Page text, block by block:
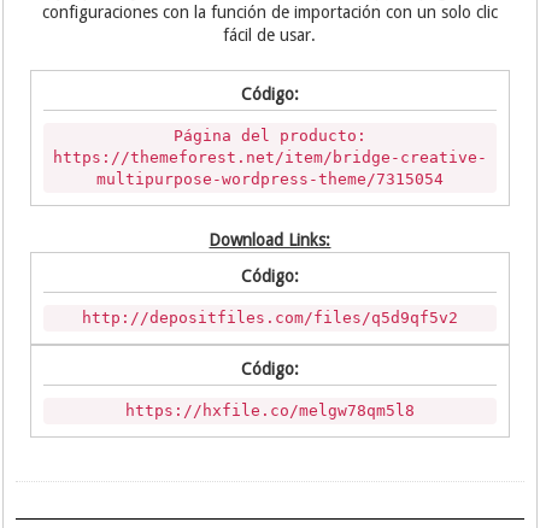
configuraciones con la función de importación con un solo clic
fácil de usar.
Código:
Página del producto:
https://themeforest.net/item/bridge-creative-
multipurpose-wordpress-theme/7315054
Download Links:
Código:
http://depositfiles.com/files/q5d9qf5v2
Código:
https://hxfile.co/melgw78qm5l8